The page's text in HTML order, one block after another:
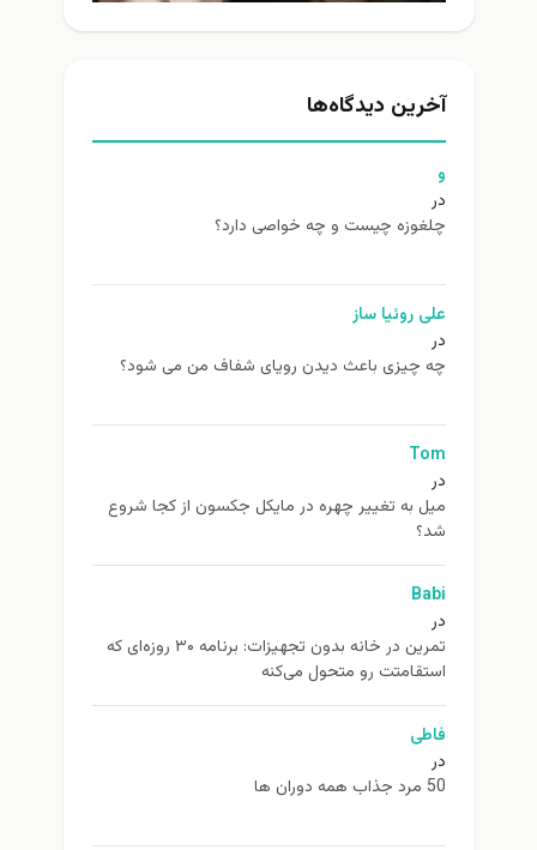
آخرین دیدگاه‌ها
و
در
چلغوزه چیست و چه خواصی دارد؟
علی روئیا ساز
در
چه چیزی باعث دیدن رویای شفاف من می شود؟
Tom
در
ميل به تغيير چهره در مایکل جکسون از كجا شروع
شد؟
Babi
در
تمرین در خانه بدون تجهیزات: برنامه ۳۰ روزه‌ای که
استقامتت رو متحول می‌کنه
فاطی
در
50 مرد جذاب همه دوران ها